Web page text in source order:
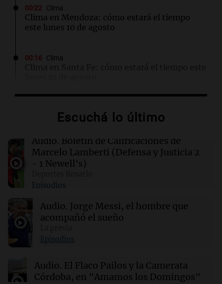
00:22 Clima
Clima en Mendoza: cómo estará el tiempo
este lunes 10 de agosto
00:16 Clima
Clima en Santa Fe: cómo estará el tiempo este
Colombia confirma la muerte de un cabecilla
militar
00:11 Clima
lunes 10 de agosto
00:06 Clima
Clima en CABA: cómo estará el tiempo este
lunes 10 de agosto
Escuchá lo último
Audio. Boletín de Calificaciones de
Marcelo Lamberti (Defensa y Justicia 2
- 1 Newell's)
Episodios
Audio. Jorge Messi, el hombre que
acompañó el sueño
Episodios
Audio. El Flaco Pailos y la Camerata
Córdoba, en "Amamos los Domingos"